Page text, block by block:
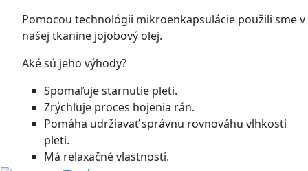
Pomocou technológii mikroenkapsulácie použili sme v
našej tkanine jojobový olej.
Aké sú jeho výhody?
Spomaľuje starnutie pleti.
Zrýchľuje proces hojenia rán.
Pomáha udržiavať správnu rovnováhu vlhkosti
pleti.
Má relaxačné vlastnosti.